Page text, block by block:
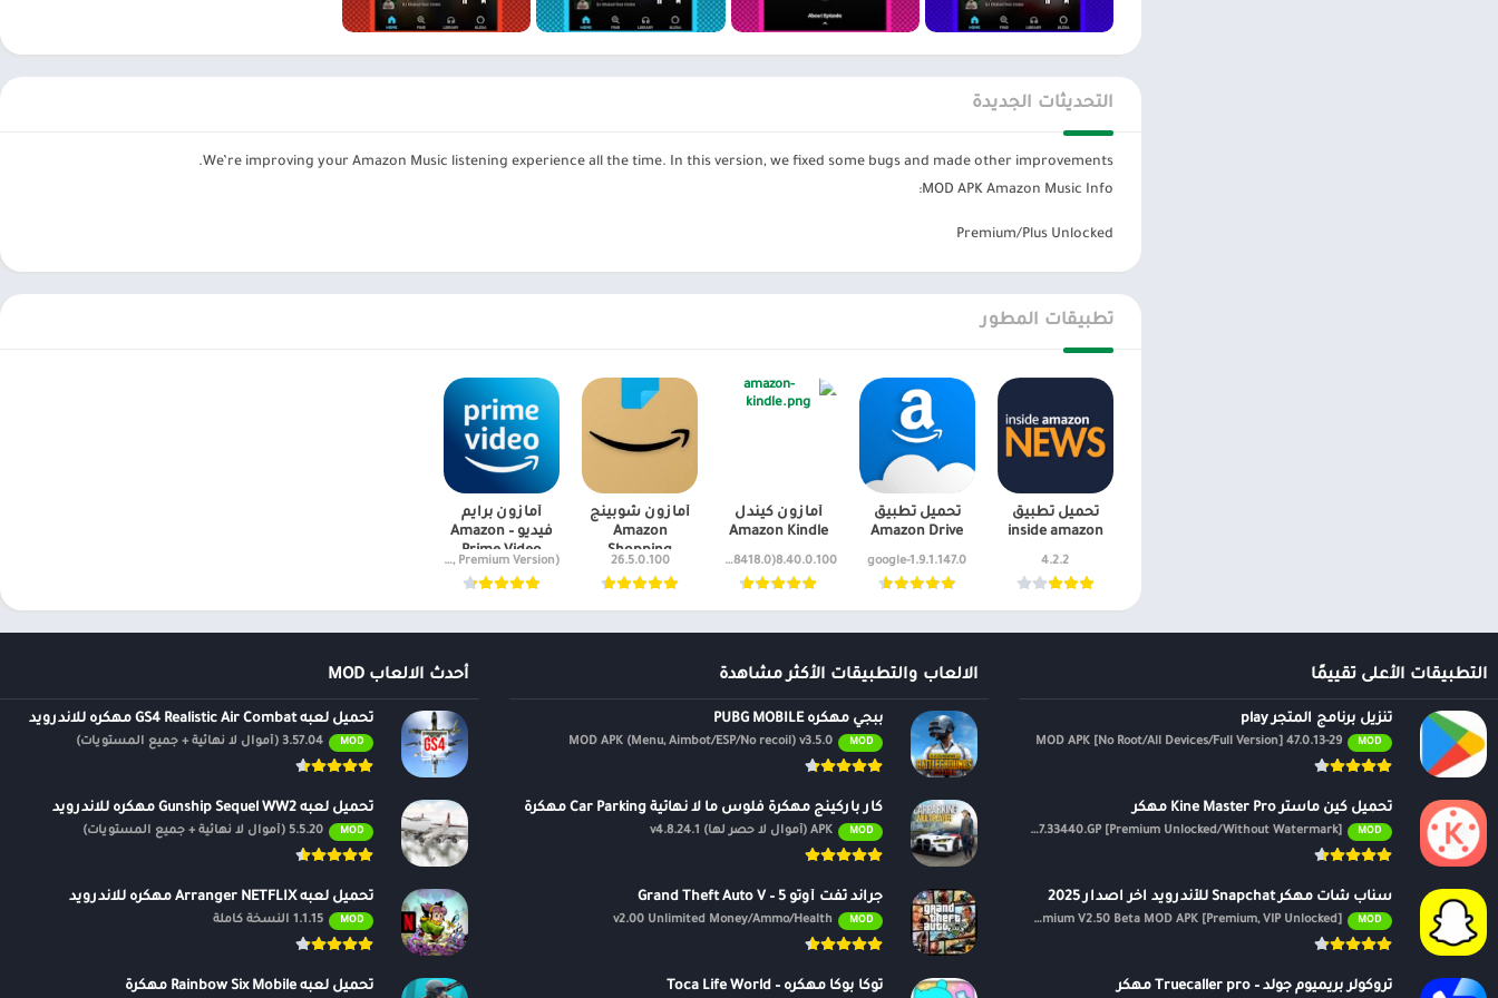
الموسيقى في أي وقت وفي أي مكان ، وحتى التسوق أو فتح ميزات خاصة باستخدام حساب واحد. بالإضافة إلى ذلك ، يمكنهم التخطي إلى ما لا نهاية لتشغيل الأغاني التي
الفلاتر والتوصيات المتقدمة
نتائج البحث للمستخدم ويوصي تلقائيًا بالمحتوى للنوع ذي الصلة أو الاتجاه. تأتي معظم نتائج مجموعة التوصيات من أنواع الموسيقى التي يستمع إليها المستخدمون كثيرًا ،
كما أنها تساعد في توسيع قوائم التشغيل الخاصة بهم.
حسب الاسم ، والحروف الأبجدية ، والنوع ، والأسلوب ، والفنان ، والمؤلف ، والمزيد. يمكنهم أيضًا تطبيق علامات أو عمليات بحث متعددة في وقت واحد للحد بشكل كبير من
نطاق البحث ، ويمكن للأداة أيضًا البحث عن قوائم التشغيل المنظمة مسبقًا في بيانات التطبيق.
الآلاف من حلقات
إلى جانب الأغاني أو المحتوى الرائج ، تعد حلقات البودكاست أيضًا خيارات رائعة تريد امازون ميوزيك Amazon Music
، تكون محادثة ودية حول قضية أو نوع معين من الأشخاص المشهورين فيما بينهم. يمكن للمستخدمين أيضًا تنزيل حلقاتهم المفضلة والاستماع إليها في أي وقت وفي أي
مكان للحصول على أفضل حالة مزاجية.
يعد امازون ميوزيك Amazon Musicأحد أفضل الخيارات إذا كان المستخدمون يبحثون عن مشغل متعدد الاستخدامات ويمكن الوصول إليه ومتطور ومتفوق. يعد محتواها
وخدماتها الإضافية ممتازة ، وتعد بفتح العديد من الاكتشافات في عالم الموسيقى بالإضافة إلى حلقات البودكاست الشهيرة.
تم تضمين Amazon Music امازون ميوزيك مع Prime
الوصول إلى مليوني أغنية بدون إعلانات
الآلاف من المحطات وأفضل قوائم التشغيل
تخطي غير محدود والاستماع دون اتصال
الوصول بدون استخدام اليدين مع أجهزتك المفضلة.
Amazon Music Unlimited امازون ميوزيك ، كل ما سبق PLUS
التحديثات الجديدة
We’re improving your Amazon Music listening experience all the time. In this version, we fixed some bugs and made other improvements.
MOD APK Amazon Music Info:
Premium/Plus Unlocked
تطبيقات المطور
تحميل تطبيق
inside amazon
4.2.2
تحميل تطبيق
Amazon Drive
1.9.1.147.0-google
أمازون كيندل
Amazon Kindle
8.40.0.100(1.3.238418.0)
أمازون شوبينج
Amazon
Shopping
26.5.0.100
أمازون برايم
فيديو – Amazon
Prime Video
v3.0.347.7357 (VIP Unlocked, Premium Version)
أحدث الالعاب MOD
تحميل لعبه GS4 Realistic Air Combat مهكره للاندرويد
MOD 3.57.04 (أموال لا نهائية + جميع المستويات)
تحميل لعبه Gunship Sequel WW2 مهكره للاندرويد
MOD 5.5.20 (أموال لا نهائية + جميع المستويات)
تحميل لعبه Arranger NETFLIX مهكره للاندرويد
MOD 1.1.15 النسخة كاملة
تحميل لعبه Rainbow Six Mobile مهكرة
الالعاب والتطبيقات الأكثر مشاهدة
ببجي مهكره PUBG MOBILE
MOD
MOD APK (Menu, Aimbot/ESP/No recoil) v3.5.0
كار باركينج مهكرة فلوس ما لا نهائية Car Parking مهكرة
MOD APK (أموال لا حصر لها) v4.8.24.1
جراند ثفت أوتو 5 – Grand Theft Auto V
MOD
v2.00 Unlimited Money/Ammo/Health
توكا بوكا مهكره – Toca Life World
التطبيقات الأعلى تقييمًا
تنزيل برنامج المتجر play
MOD
47.0.13-29 MOD APK [No Root/All Devices/Full Version]
تحميل كين ماستر Kine Master Pro مهكر
MOD
APK v7.4.17.33440.GP [Premium Unlocked/Without Watermark]
سناب شات مهكر Snapchat للأندرويد اخر اصدار 2025
MOD
Premium V2.50 Beta MOD APK [Premium, VIP Unlocked]
تروكولر بريميوم جولد – Truecaller pro مهكر